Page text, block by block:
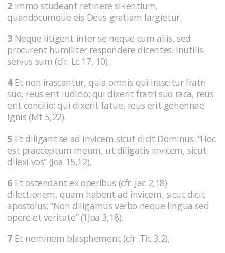
2 immo studeant retinere si-lentium,
quandocumque eis Deus gratiam largietur.
3 Neque litigent inter se neque cum aliis, sed
procurent humiliter respondere dicentes: Inutilis
servus sum (cfr. Lc 17, 10).
4Et non irascantur, quia omnis qui irascitur fratri
suo, reus erit iudicio; qui dixerit fratri suo raca, reus
erit concilio; qui dixerit fatue, reus erit gehennae
ignis (Mt 5,22).
5 Et diligant se ad invicem sicut dicit Dominus: “Hoc
est praeceptum meum, ut diligatis invicem, sicut
dilexi vos” (Joa 15,12).
6 Et ostendant ex operibus (cfr. Jac 2,18)
dilectionem, quam habent ad invicem, sicut dicit
apostolus: “Non diligamus verbo neque lingua sed
opere et veritate” (1Joa 3,18).
7 Et neminem blasphement (cfr. Tit 3,2);